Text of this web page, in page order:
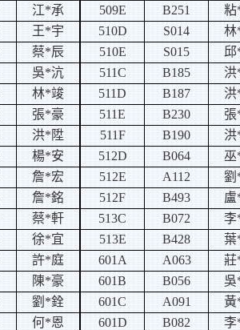
江*承 509E B251 粘
王*宇 510D S014 林
蔡*辰 510E S015 邱
吳*沆 511C B185 洪
林*竣 511D B187 洪
張*豪 511E B230 張
洪* 陞 511F B190 洪
楊*安 512D B064 巫
詹*宏 512E A112 劉
詹*銘 512F B493 盧
蔡*軒 513C B072 李
徐*宜 513E B428 葉
許*庭 601A A063 莊
陳*豪 601B B056 吳
劉 *銓 601C A091 黃
何*恩 601D B082 李